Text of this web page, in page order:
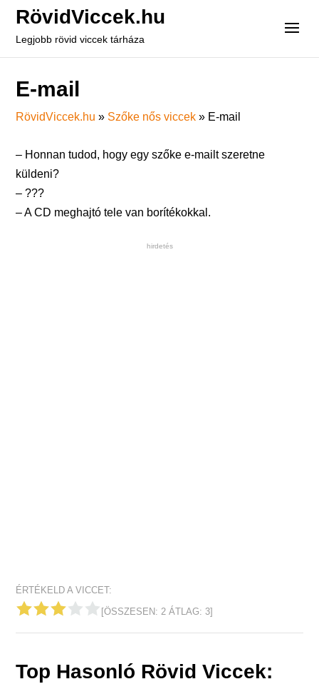
RövidViccek.hu
Legjobb rövid viccek tárháza
E-mail
RövidViccek.hu » Szőke nős viccek » E-mail
– Honnan tudod, hogy egy szőke e-mailt szeretne
küldeni?
– ???
– A CD meghajtó tele van borítékokkal.
hirdetés
ÉRTÉKELD A VICCET:
[ÖSSZESEN:2 ÁTLAG: 3]
Top Hasonló Rövid Viccek: